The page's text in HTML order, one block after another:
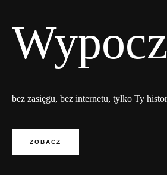
bez zasięgu, bez internetu, tylko Ty
ZOBACZ